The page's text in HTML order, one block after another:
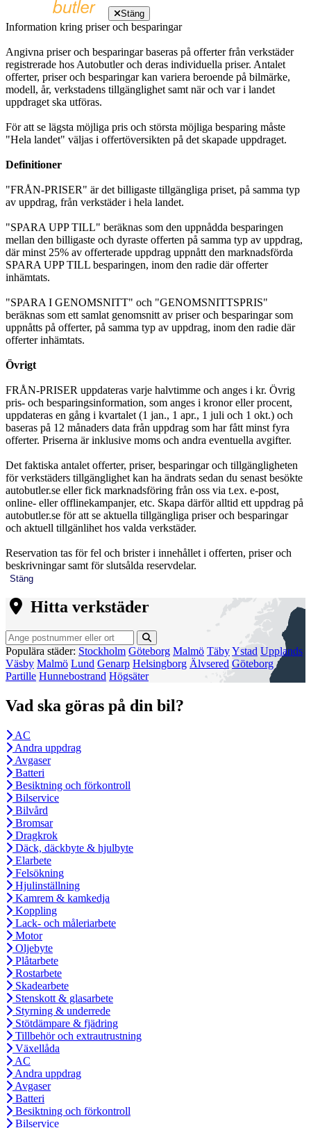
Stäng
Information kring priser och besparingar
Angivna priser och besparingar baseras på offerter från verkstäder
registrerade hos Autobutler och deras individuella priser. Antalet
offerter, priser och besparingar kan variera beroende på bilmärke,
modell, år, verkstadens tillgänglighet samt när och var i landet
uppdraget ska utföras.
För att se lägsta möjliga pris och största möjliga besparing måste
"Hela landet" väljas i offertöversikten på det skapade uppdraget.
Definitioner
"FRÅN-PRISER" är det billigaste tillgängliga priset, på samma typ
av uppdrag, från verkstäder i hela landet.
"SPARA UPP TILL" beräknas som den uppnådda besparingen
mellan den billigaste och dyraste offerten på samma typ av uppdrag,
där minst 25% av offerterade uppdrag uppnått den marknadsförda
SPARA UPP TILL besparingen, inom den radie där offerter
inhämtats.
"SPARA I GENOMSNITT" och "GENOMSNITTSPRIS"
beräknas som ett samlat genomsnitt av priser och besparingar som
uppnåtts på offerter, på samma typ av uppdrag, inom den radie där
offerter inhämtats.
Övrigt
FRÅN-PRISER uppdateras varje halvtimme och anges i kr. Övrig
pris- och besparingsinformation, som anges i kronor eller procent,
uppdateras en gång i kvartalet (1 jan., 1 apr., 1 juli och 1 okt.) och
baseras på 12 månaders data från uppdrag som har fått minst fyra
offerter. Priserna är inklusive moms och andra eventuella avgifter.
Det faktiska antalet offerter, priser, besparingar och tillgängligheten
för verkstäders tillgänglighet kan ha ändrats sedan du senast besökte
autobutler.se eller fick marknadsföring från oss via t.ex. e-post,
online- eller offlinekampanjer, etc. Skapa därför alltid ett uppdrag på
autobutler.se för att se aktuella tillgängliga priser och besparingar
och aktuell tillgänlihet hos valda verkstäder.
Reservation tas för fel och brister i innehållet i offerten, priser och
beskrivningar samt för slutsålda reservdelar.
Stäng
Hitta verkstäder
Populära städer: Stockholm Göteborg Malmö TäbyYstad Upplands
Väsby Malmö Lund Genarp Helsingborg Älvsered Göteborg
Partille Hunnebostrand Högsäter
Vad ska göras på din bil?
AC
Andra uppdrag
Avgaser
Batteri
Besiktning och förkontroll
Bilservice
Bilvård
Bromsar
Dragkrok
Däck, däckbyte & hjulbyte
Elarbete
Felsökning
Hjulinställning
Kamrem & kamkedja
Koppling
Lack- och måleriarbete
Motor
Oljebyte
Plåtarbete
Rostarbete
Skadearbete
Stenskott & glasarbete
Styrning & underrede
Stötdämpare & fjädring
Tillbehör och extrautrustning
Växellåda
AC
Andra uppdrag
Avgaser
Batteri
Besiktning och förkontroll
Bilservice